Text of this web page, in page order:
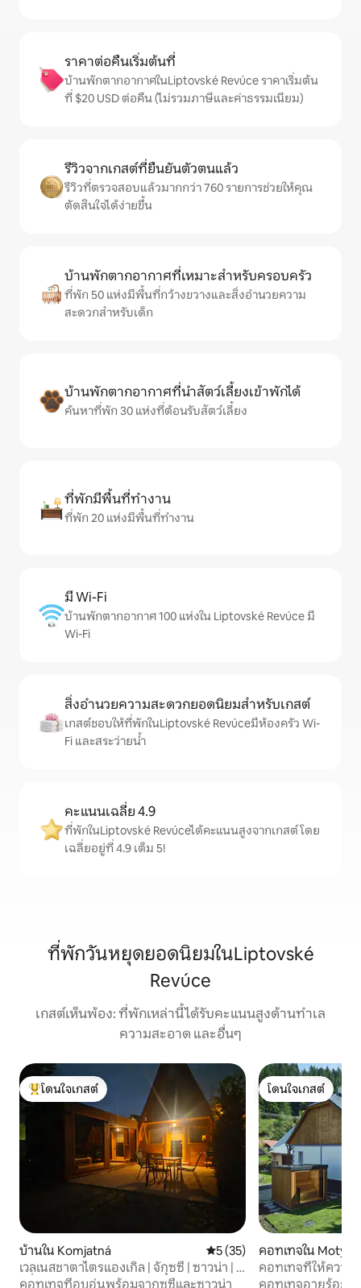
ราคาต่อคืนเริ่มต้นที่
บ้านพักตากอากาศในLiptovské Revúce ราคาเริ่มต้น
ที่ $20 USD ต่อคืน (ไม่รวมภาษีและค่าธรรมเนียม)
รีวิวจากเกสต์ที่ยืนยันตัวตนแล้ว
รีวิวที่ตรวจสอบแล้วมากกว่า 760 รายการช่วยให้คุณ
ตัดสินใจได้ง่ายขึ้น
บ้านพักตากอากาศที่เหมาะสำหรับครอบครัว
ที่พัก 50 แห่งมีพื้นที่กว้างขวางและสิ่งอำนวยความ
สะดวกสำหรับเด็ก
บ้านพักตากอากาศที่นำสัตว์เลี้ยงเข้าพักได้
ค้นหาที่พัก 30 แห่งที่ต้อนรับสัตว์เลี้ยง
ที่พักมีพื้นที่ทำงาน
ที่พัก 20 แห่งมีพื้นที่ทำงาน
มี Wi-Fi
บ้านพักตากอากาศ 100 แห่งใน Liptovské Revúce มี
Wi-Fi
สิ่งอำนวยความสะดวกยอดนิยมสำหรับเกสต์
เกสต์ชอบให้ที่พักในLiptovské Revúceมีห้องครัว Wi-
Fi และสระว่ายน้ำ
คะแนนเฉลี่ย 4.9
ที่พักในLiptovské Revúceได้คะแนนสูงจากเกสต์ โดย
เฉลี่ยอยู่ที่ 4.9 เต็ม 5!
ที่พักวันหยุดยอดนิยมในLiptovské
Revúce
เกสต์เห็นพ้อง: ที่พักเหล่านี้ได้รับคะแนนสูงด้านทำเล
ความสะอาด และอื่นๆ
โดนใจเกสต์ที่สุด
โดนใจเกสต์
บ้านใน Komjatná คะแนนเฉลี่ย 5 จาก 5, 35 รีวิว
5 (35)
เวลเนสชาตาไตรแองเกิล | จักุซซี่ | ซาวน่า | ฮ
อรี่
คอทเทจที่อบอุ่นพร้อมจากุซซี่และซาวน่า
โดนใจเกสต์
โดนใจเกสต์
คอทเทจใน
คอทเทจที่ให้ควา
ซาวน่า
คอทเทจอายุร้อยปี